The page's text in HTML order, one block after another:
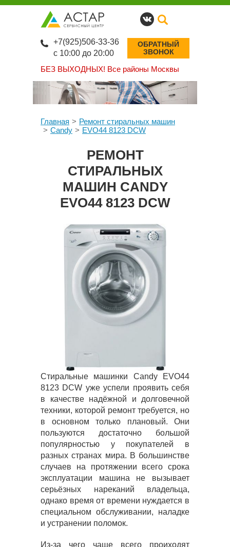
БЕЗ ВЫХОДНЫХ! Все районы Москвы
+7(925)506-33-36
с 10:00 до 20:00
ОБРАТНЫЙ
ЗВОНОК
Главная
Ремонт стиральных машин
Candy
EVO44 8123 DCW
РЕМОНТ
СТИРАЛЬНЫХ
МАШИН CANDY
EVO44 8123 DCW
Стиральные машинки Candy EVO44
8123 DCW уже успели проявить себя
в качестве надёжной и долговечной
техники, которой ремонт требуется, но
в основном только плановый. Они
пользуются достаточно большой
популярностью у покупателей в
разных странах мира. В большинстве
случаев на протяжении всего срока
эксплуатации машина не вызывает
серьёзных нареканий владельца,
однако время от времени нуждается в
специальном обслуживании, наладке
и устранении поломок.
Из-за чего чаще всего проиходят